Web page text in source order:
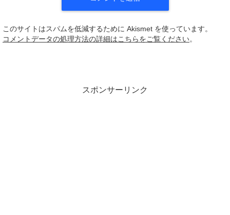
このサイトはスパムを低減するために Akismet を使っています。
コメントデータの処理方法の詳細はこちらをご覧ください。
スポンサーリンク